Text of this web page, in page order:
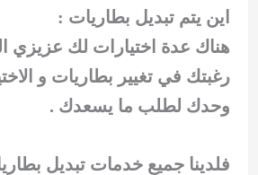
اين يتم تبديل بطاريات :
هناك عدة اختيارات لك عزيزي
رغبتك في تغيير بطاريات و
وحدك لطلب ما يسعدك .
فلدينا جميع خدمات تبديل